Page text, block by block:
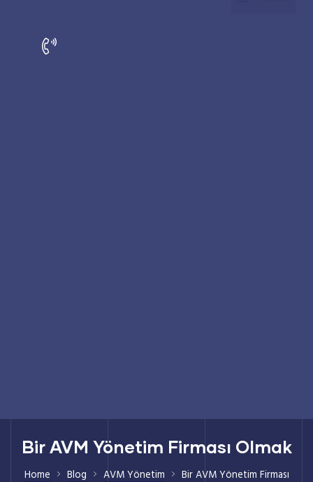
Bir AVM Yönetim Firması Olmak
Home Blog AVM Yönetim
Bir AVM Yönetim Firması